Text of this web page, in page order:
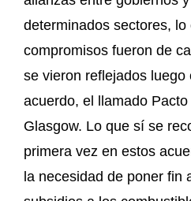
determinados sectores,
compromisos fueron de
se vieron reflejados luego
acuerdo, el llamado
Glasgow. Lo que sí se
primera vez en estos
la necesidad de poner fin